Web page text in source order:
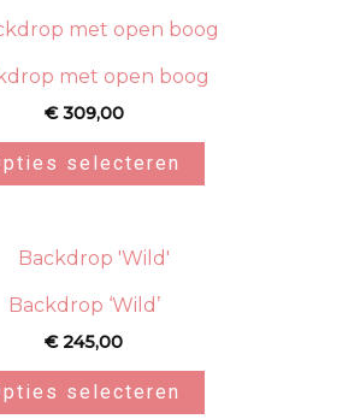
met open boog
€309,00
selecteren
Backdrop ‘Wild’
€245,00
selecteren